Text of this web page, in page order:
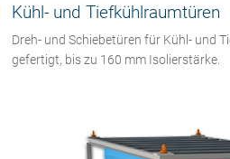
Kühl- und Tiefkühlraumtüren
Dreh- und Schiebetüren für Kühl- und
gefertigt, bis zu 160 mm Isolierstärke.